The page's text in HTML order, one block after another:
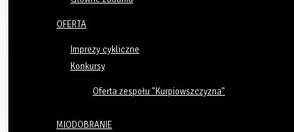
OFERTA
Imprezy cykliczne
Konkursy
Oferta zespołu "Kurpiowszczyzna"
MIODOBRANIE